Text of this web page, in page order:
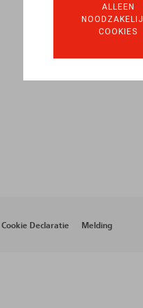
ALLEEN
COOKIES
Cookie Declaratie Melding